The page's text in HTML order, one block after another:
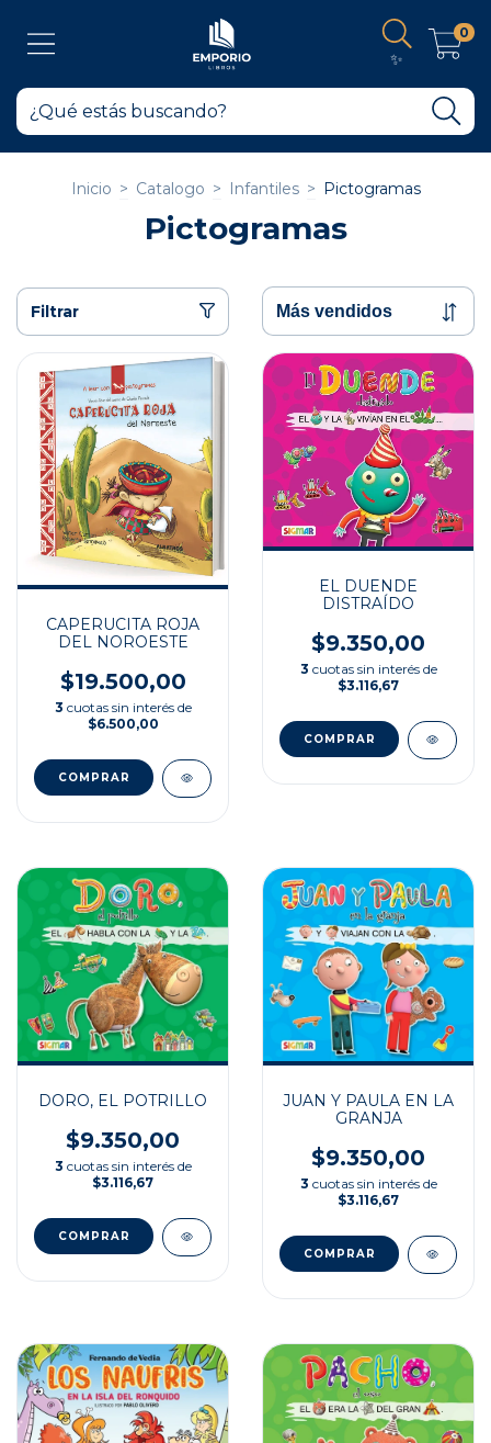
✨
0
Inicio > Catalogo > Infantiles > Pictogramas
Pictogramas
Filtrar
CAPERUCITA ROJA
DEL NOROESTE
$19.500,00
3 cuotas sin interés de
$6.500,00
EL DUENDE
DISTRAÍDO
$9.350,00
3 cuotas sin interés de
$3.116,67
DORO, EL POTRILLO
$9.350,00
3 cuotas sin interés de
$3.116,67
JUAN Y PAULA EN LA
GRANJA
$9.350,00
3 cuotas sin interés de
$3.116,67